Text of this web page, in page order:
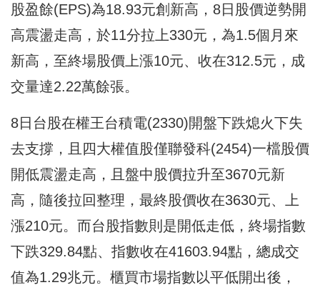
股盈餘(EPS)為18.93元創新高，8日股價逆勢開
高震盪走高，於11分拉上330元，為1.5個月來
新高，至終場股價上漲10元、收在312.5元，成
交量達2.22萬餘張。
8日台股在權王台積電(2330)開盤下跌熄火下失
去支撐，且四大權值股僅聯發科(2454)一檔股價
開低震盪走高，且盤中股價拉升至3670元新
高，隨後拉回整理，最終股價收在3630元、上
漲210元。而台股指數則是開低走低，終場指數
下跌329.84點、指數收在41603.94點，總成交
值為1.29兆元。櫃買市場指數以平低開出後，